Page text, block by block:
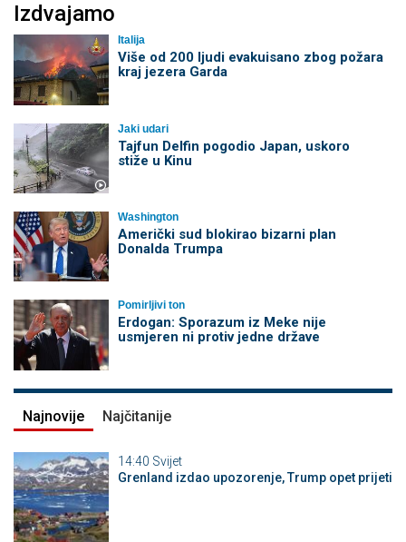
Izdvajamo
Italija
Više od 200 ljudi evakuisano zbog požara
kraj jezera Garda
Jaki udari
Tajfun Delfin pogodio Japan, uskoro
stiže u Kinu
Washington
Američki sud blokirao bizarni plan
Donalda Trumpa
Pomirljivi ton
Erdogan: Sporazum iz Meke nije
usmjeren ni protiv jedne države
Najnovije Najčitanije
14:40 Svijet
Grenland izdao upozorenje, Trump opet prijeti